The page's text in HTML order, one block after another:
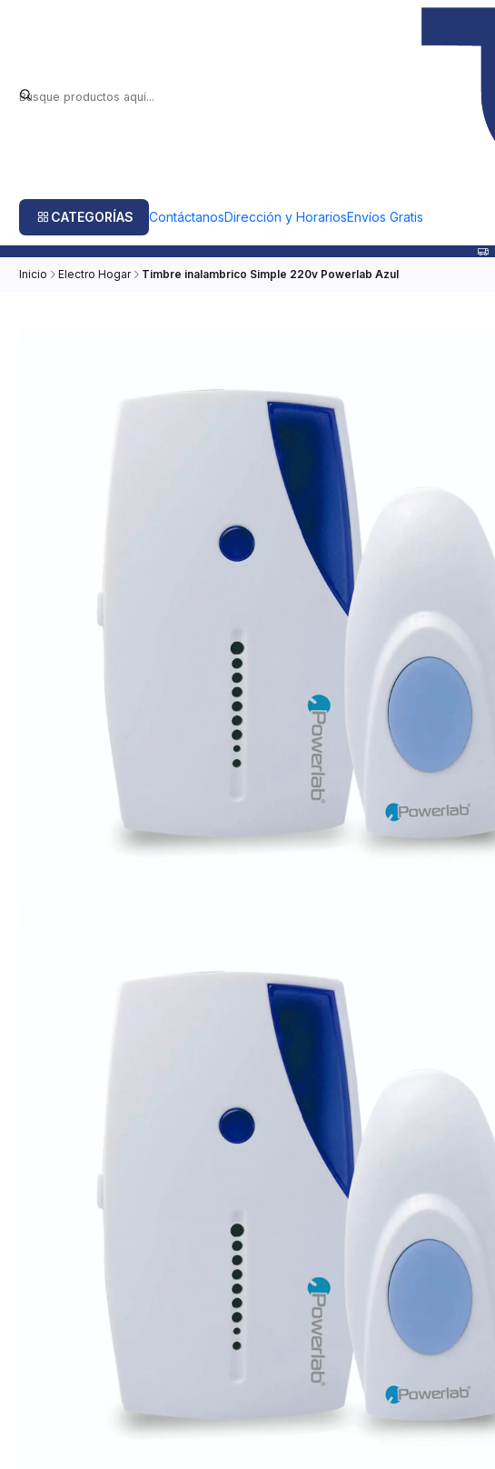
CATEGORÍAS ContáctanosDirección y HorariosEnvíos Gratis
Inicio Electro Hogar Timbre inalambrico Simple 220v Powerlab Azul